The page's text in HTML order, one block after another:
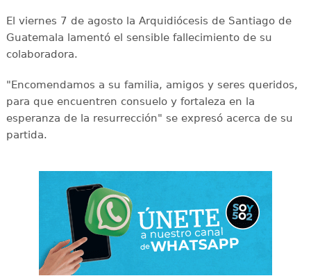
El viernes 7 de agosto la Arquidiócesis de Santiago de
Guatemala lamentó el sensible fallecimiento de su
colaboradora.
"Encomendamos a su familia, amigos y seres queridos,
para que encuentren consuelo y fortaleza en la
esperanza de la resurrección" se expresó acerca de su
partida.